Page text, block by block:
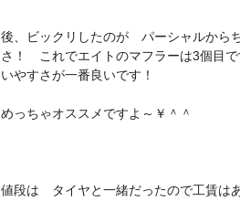
後、ビックリしたのが パーシャルから
さ！ これでエイトのマフラーは3個目
いやすさが一番良いです！
めっちゃオススメですよ～￥＾＾
値段は タイヤと一緒だったので工賃は